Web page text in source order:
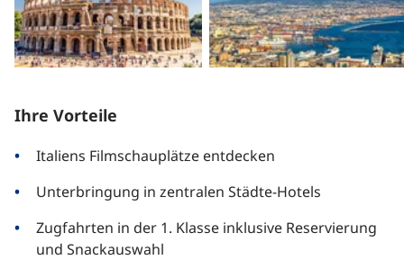
Ihre Vorteile
Italiens Filmschauplätze entdecken
Unterbringung in zentralen Städte-Hotels
Zugfahrten in der 1. Klasse inklusive Reservierung
und Snackauswahl